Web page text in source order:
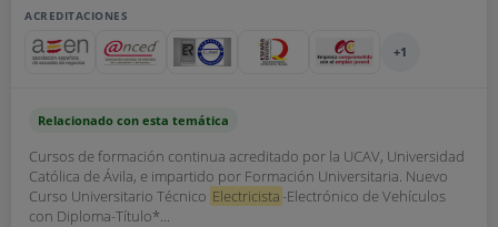
ACREDITACIONES
+1
Relacionado con esta temática
Cursos de formación continua acreditado por la UCAV, Universidad
Católica de Ávila, e impartido por Formación Universitaria. Nuevo
Curso Universitario Técnico Electricista -Electrónico de Vehículos
con Diploma-Título*...